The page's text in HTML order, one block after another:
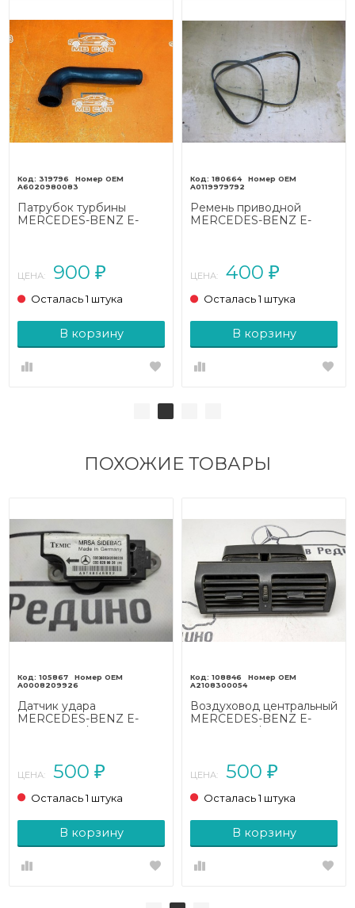
319796
A6020980083
Патрубок турбины
MERCEDES-BENZ E-
ЦЕНА: 900 ₽
Осталась 1 штука
В корзину
180664
A0119979792
Ремень приводной
MERCEDES-BENZ E-
ЦЕНА: 400 ₽
Осталась 1 штука
В корзину
ПОХОЖИЕ ТОВАРЫ
105867
A0008209926
Датчик удара
MERCEDES-BENZ E-
ЦЕНА: 500 ₽
Осталась 1 штука
В корзину
108846
A2108300054
Воздуховод центральный
MERCEDES-BENZ E-
ЦЕНА: 500 ₽
Осталась 1 штука
В корзину